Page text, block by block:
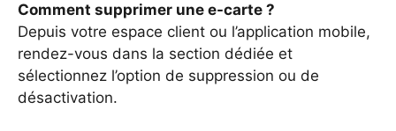
Comment supprimer une e-carte ?
Depuis votre espace client ou l’application mobile,
rendez-vous dans la section dédiée et
sélectionnez l’option de suppression ou de
désactivation.